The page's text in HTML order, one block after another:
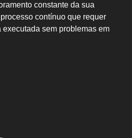
constante da sua
contínuo que requer
sem problemas em